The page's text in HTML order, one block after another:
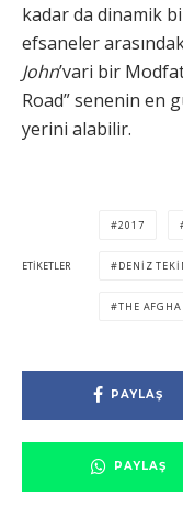
kadar da dinamik
efsaneler
John’vari bir
Road” senenin en
yerini alabilir.
ETIKETLER
2017
DENIZ
THE
PAYLAŞ
PAYLAŞ